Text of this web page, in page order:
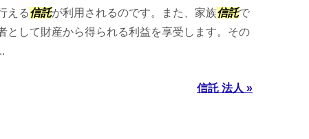
える信託が利用されるのです。また、家族信託で
として財産から得られる利益を享受します。その
信託 法人 »